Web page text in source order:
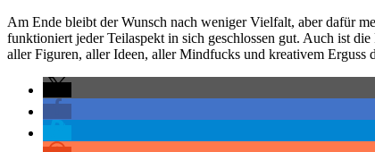
Am Ende bleibt der Wunsch nach weniger Vielfalt, aber dafür
funktioniert jeder Teilaspekt in sich geschlossen gut. Auch ist
aller Figuren, aller Ideen, aller Mindfucks und kreativem Erguss